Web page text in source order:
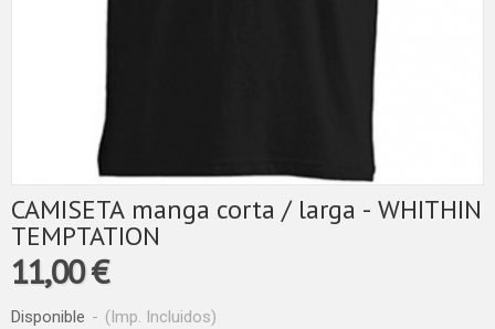
CAMISETA manga corta / larga - WHITHIN
TEMPTATION
11,00 €
Disponible - (Imp. Incluidos)